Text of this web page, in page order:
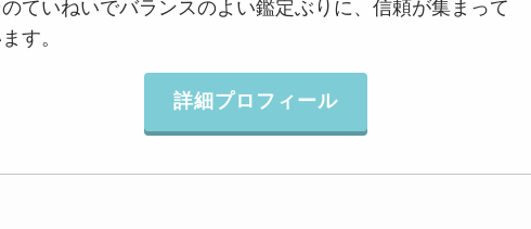
ていねいでバランスのよい鑑定ぶりに、信頼が集まって
す。
詳細プロフィール